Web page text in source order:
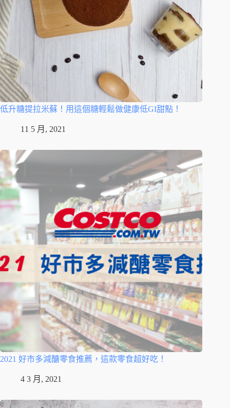
低升糖提拉米蘇！用這個糖輕鬆做健康低GI甜點！
11 5 月, 2021
2021 好市多減醣零食推薦，這款零食超好吃！
4 3 月, 2021